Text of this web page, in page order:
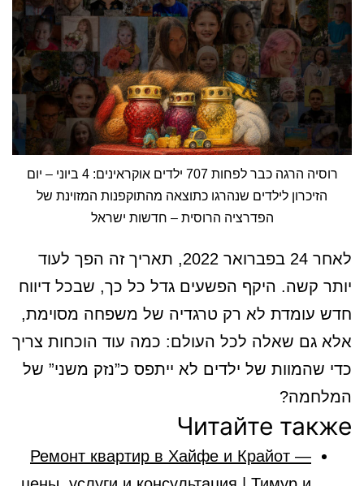
רוסיה הרגה כבר לפחות 707 ילדים אוקראינים: 4 ביוני – יום
הזיכרון לילדים שנהרגו כתוצאה מהתוקפנות המזוינת של
הפדרציה הרוסית – חדשות ישראל
לאחר 24 בפברואר 2022, תאריך זה הפך לעוד
יותר קשה. היקף הפשעים גדל כל כך, שבכל דיווח
חדש עומדת לא רק טרגדיה של משפחה מסוימת,
אלא גם שאלה לכל העולם: כמה עוד הוכחות צריך
כדי שהמוות של ילדים לא ייתפס כ”נזק משני” של
המלחמה?
Читайте также
Ремонт квартир в Хайфе и Крайот —